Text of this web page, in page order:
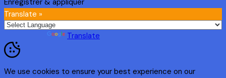
Enregistrer & appliquer
Translate »
Translate
We use cookies to ensure your best experience on our